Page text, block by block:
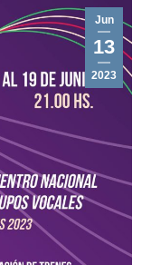
Jun
13
2023